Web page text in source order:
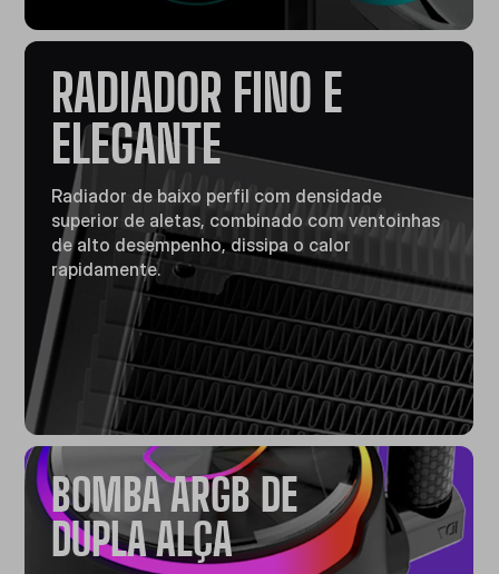
RADIADOR FINO E
ELEGANTE
Radiador de baixo perfil com densidade
superior de aletas, combinado com ventoinhas
de alto desempenho, dissipa o calor
rapidamente.
BOMBA ARGB DE
DUPLA ALÇA